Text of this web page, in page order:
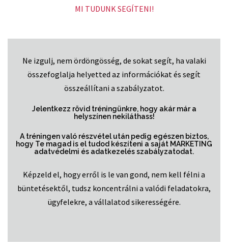
MI TUDUNK SEGÍTENI!
Ne izgulj, nem ördöngösség, de sokat segít, ha valaki
összefoglalja helyetted az információkat és segít
összeállítani a szabályzatot.
Jelentkezz rövid tréningünkre, hogy akár már a
helyszínen nekiláthass!
A tréningen való részvétel után pedig egészen biztos,
hogy Te magad is el tudod készíteni a saját MARKETING
adatvédelmi és adatkezelés szabályzatodat.
Képzeld el, hogy erről is le van gond, nem kell félni a
büntetésektől, tudsz koncentrálni a valódi feladatokra,
ügyfelekre, a vállalatod sikerességére.